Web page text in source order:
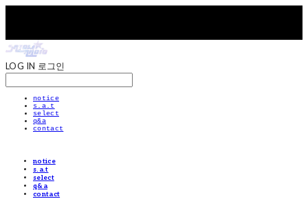
LOG IN 로그인
notice
s.a.t
select
q&a
contact
notice
s.a.t
select
q&a
contact